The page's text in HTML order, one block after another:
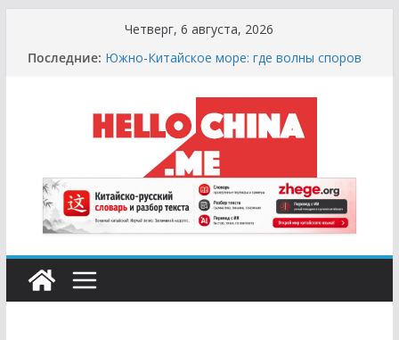
содержимому
Четверг, 6 августа, 2026
Последние: Южно-Китайское море: где волны споров
Сырная Лихорадка: Как Найти Настоящий
Сыр в Китае и не Купить «Пластиковый»
Аналог
Охота за Черным Хлебом: Путеводитель
по Русским и Европейским Пекарням в
Китае
Молочный Кризис: Почему в Китае не
Найти Творог, Сметану и Кефир (и Где
Искать Спасение?)
Счастливые Числа и Продукты-Табу: